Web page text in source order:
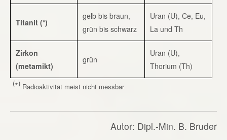
Titanit (*)
gelb bis braun,
grün bis schwarz
Uran (U), Ce, Eu,
La und Th
Zirkon
(metamikt)
grün
Uran (U),
Thorium (Th)
(*) Radioaktivität meist nicht messbar
Autor: Dipl.-Min. B. Bruder